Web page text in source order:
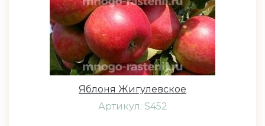
Яблоня Жигулевское
Артикул: S452